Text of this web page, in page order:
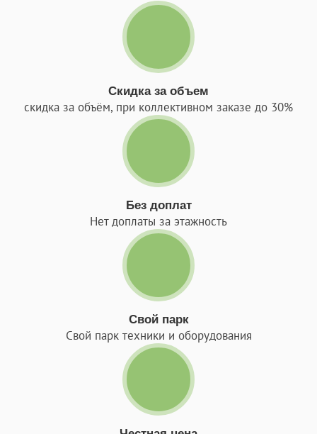
Скидка за объем
скидка за объём, при коллективном заказе до 30%
Без доплат
Нет доплаты за этажность
Свой парк
Свой парк техники и оборудования